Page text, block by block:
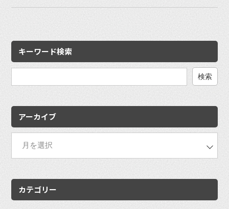
キーワード検索
アーカイブ
カテゴリー